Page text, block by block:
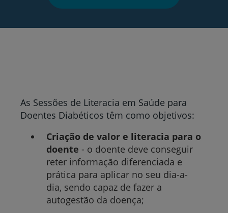
As Sessões de Literacia em Saúde para
Doentes Diabéticos têm como objetivos:
Criação de valor e literacia para o
doente - o doente deve conseguir
reter informação diferenciada e
prática para aplicar no seu dia-a-
dia, sendo capaz de fazer a
autogestão da doença;